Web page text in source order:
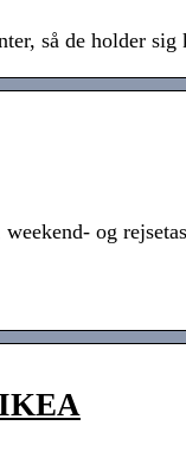
så de holder
og